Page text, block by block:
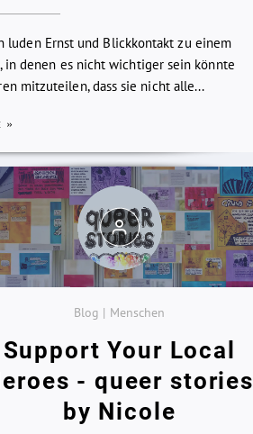
luden Ernst und Blickkontakt zu einem
in denen es nicht wichtiger sein könnte
mitzuteilen, dass sie nicht alle...
Blog | Menschen
Support Your Local
- queer stories
by Nicole